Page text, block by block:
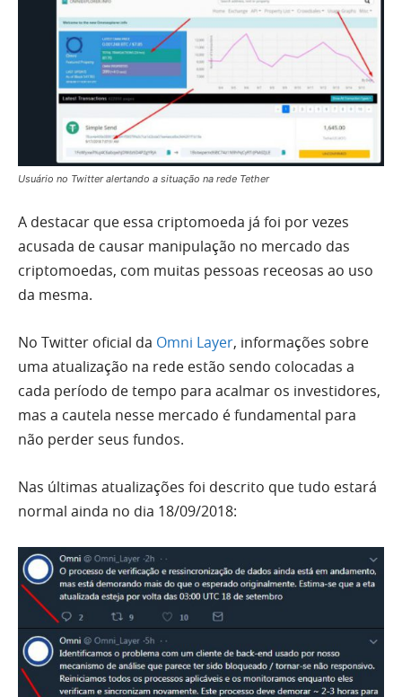
Usuário no Twitter alertando a situação na rede Tether
A destacar que essa criptomoeda já foi por vezes
acusada de causar manipulação no mercado das
criptomoedas, com muitas pessoas receosas ao uso
da mesma.
No Twitter oficial da Omni Layer, informações sobre
uma atualização na rede estão sendo colocadas a
cada período de tempo para acalmar os investidores,
mas a cautela nesse mercado é fundamental para
não perder seus fundos.
Nas últimas atualizações foi descrito que tudo estará
normal ainda no dia 18/09/2018: